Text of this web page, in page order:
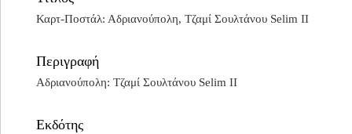
Καρτ-Ποστάλ: Αδριανούπολη, Τζαμί Σουλτάνου Selim II
Περιγραφή
Αδριανούπολη: Τζαμί Σουλτάνου Selim II
Εκδότης